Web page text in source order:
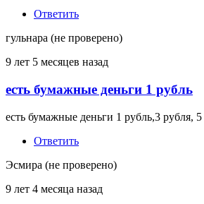
Ответить
гульнара (не проверено)
9 лет 5 месяцев назад
есть бумажные деньги 1 рубль
есть бумажные деньги 1 рубль,3 рубля,
Ответить
Эсмира (не проверено)
9 лет 4 месяца назад